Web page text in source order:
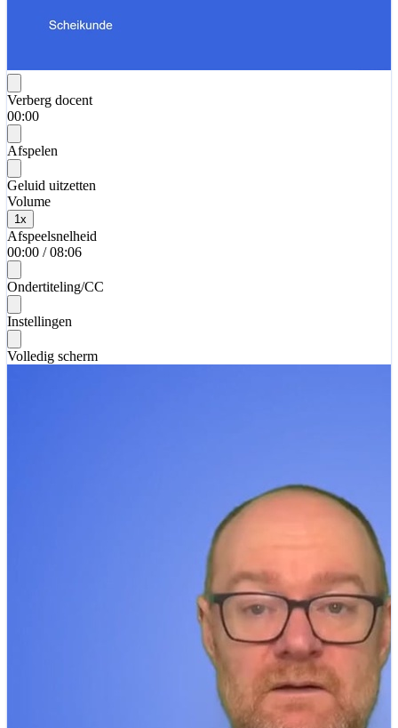
Verberg docent
00:00
Afspelen
Geluid uitzetten
Volume
1 x
Afspeelsnelheid
00:00 / 08:06
Ondertiteling/CC
Instellingen
Volledig scherm